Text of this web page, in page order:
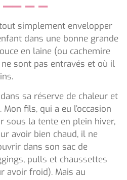
simplement envelopper
dans une bonne grande
en laine (ou cachemire
sont pas entravés et où il
sa réserve de chaleur et
fils, qui a eu l’occasion
sous la tente en plein hiver,
avoir bien chaud, il ne
dans son sac de
pulls et chaussettes
avoir froid). Mais au